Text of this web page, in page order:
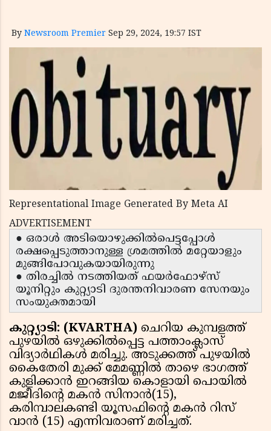
By Newsroom Premier Sep 29, 2024, 19:57 IST
Representational Image Generated By Meta AI
ADVERTISEMENT
● ഒരാള്‍ അടിയൊഴുക്കില്‍പെട്ടപ്പോള്‍
രക്ഷപ്പെടുത്താനുള്ള ശ്രമത്തില്‍ മറ്റേയാളും
മുങ്ങിപോവുകയായിരുന്നു
● തിരച്ചില്‍ നടത്തിയത് ഫയര്‍ഫോഴ്സ്
യൂനിറ്റും കുറ്റ്യാടി ദുരന്തനിവാരണ സേനയും
സംയുക്തമായി
കുറ്റ്യാടി: (KVARTHA) ചെറിയ കുമ്പളത്ത്
പുഴയില്‍ ഒഴുക്കില്‍പ്പെട്ട പത്താംക്ലാസ്
വിദ്യാര്‍ഥികള്‍ മരിച്ചു. അടുക്കത്ത് പുഴയില്‍
കൈതേരി മുക്ക് മേമണ്ണില്‍ താഴെ ഭാഗത്ത്
കുളിക്കാന്‍ ഇറങ്ങിയ കൊളായി പൊയില്‍
മജീദിന്റെ മകന്‍ സിനാന്‍(15),
കരിമ്പാലകണ്ടി യൂസഫിന്റെ മകന്‍ റിസ്
വാന്‍ (15) എന്നിവരാണ് മരിച്ചത്.